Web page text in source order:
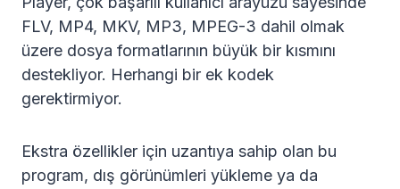
FLV, MP4, MKV, MP3, MPEG-3 dahil olmak
üzere dosya formatlarının büyük bir kısmını
destekliyor. Herhangi bir ek kodek
gerektirmiyor.
Ekstra özellikler için uzantıya sahip olan bu
program, dış görünümleri yükleme ya da